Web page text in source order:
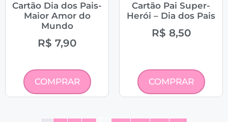
Cartão Dia dos Pais-
Maior Amor do
Mundo
R$ 7,90
COMPRAR
Cartão Pai Super-
Herói – Dia dos Pais
R$ 8,50
COMPRAR